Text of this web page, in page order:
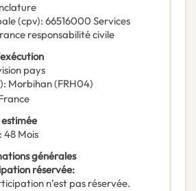
(cpv): 66516000 Services
responsabilité civile
pays
: Morbihan(FRH04)
: 48 Mois
générales
réservée:
n’est pas réservée.